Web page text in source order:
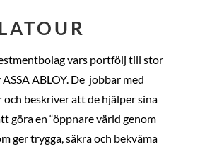
LATOUR
vars portfölj till stor
ABLOY. De jobbar med
och beskriver att de hjälper sina
göra en “öppnare värld genom
ger trygga, säkra och bekväma